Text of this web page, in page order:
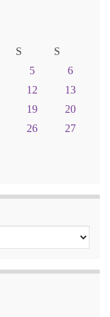
S
S
5
6
12
13
19
20
26
27